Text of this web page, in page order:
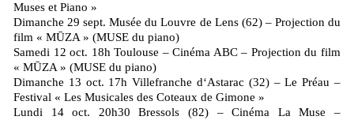
Muses et Piano »
Dimanche 29 sept. Musée du Louvre de Lens (62) – Projection du
film « MŪZA » (MUSE du piano)
Samedi 12 oct. 18h Toulouse – Cinéma ABC – Projection du film
« MŪZA » (MUSE du piano)
Dimanche 13 oct. 17h Villefranche d‘Astarac (32) – Le Préau –
Festival « Les Musicales des Coteaux de Gimone »
Lundi 14 oct. 20h30 Bressols (82) – Cinéma La Muse –